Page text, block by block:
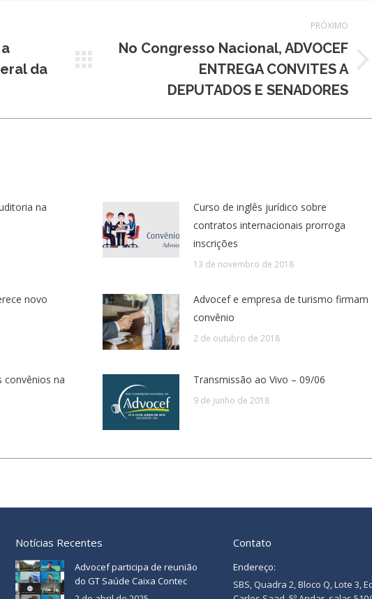
da
PRÓXIMO
No Congresso Nacional, ADVOCEF
ENTREGA CONVITES A
DEPUTADOS E SENADORES
na
Curso de inglês jurídico sobre
contratos internacionais prorroga
inscrições
13 de novembro de 2018
novo
Advocef e empresa de turismo firmam
convênio
2 de outubro de 2018
convênios na
Transmissão ao Vivo – 09/06
9 de junho de 2018
Notícias Recentes
Advocef participa de reunião
do GT Saúde Caixa Contec
Contato
Endereço:
SBS, Quadra 2, Bloco Q, Lote 3,